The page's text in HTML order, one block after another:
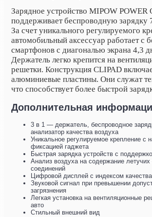
Зарядное устройство MIPOW POWER
поддерживает беспроводную зарядку
За счет уникального регулируемого
автомобильный аксессуар работает с
смартфонов с диагональю экрана 4,3
Держатель легко крепится на
решетки. Конструкция CLIPAD
алюминиевые пластины. Они служат
что способствует более быстрой
Дополнительная
3 в 1 — держатель, беспроводное
анализатор качества воздуха
Уникальное регулируемое крепление с
фиксацией гаджета
Быстрая зарядка устройств с
Анализ воздуха на содержание летучих
соединений
Цифровой дисплей с индексом
Звуковой сигнал при превышении
загрязнения
Легкая установка на вентиляционные
авто
Стильный внешний вид